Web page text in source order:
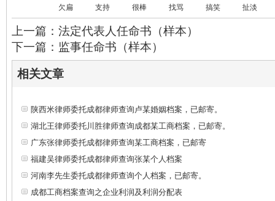
欠扁 支持 很棒 找骂 搞笑 扯淡
上一篇：法定代表人任命书（样本）
下一篇：监事任命书（样本）
相关文章
陕西米律师委托成都律师查询卢某婚姻档案，已邮寄。
湖北王律师委托川胜律师查询成都某工商档案，已邮寄。
广东张律师委托成都律师查询某工商档案，已邮寄
福建吴律师委托成都律师查询张某个人档案
河南李先生委托成都律师查询个人档案，已邮寄。
成都工商档案查询之企业利润及利润分配表